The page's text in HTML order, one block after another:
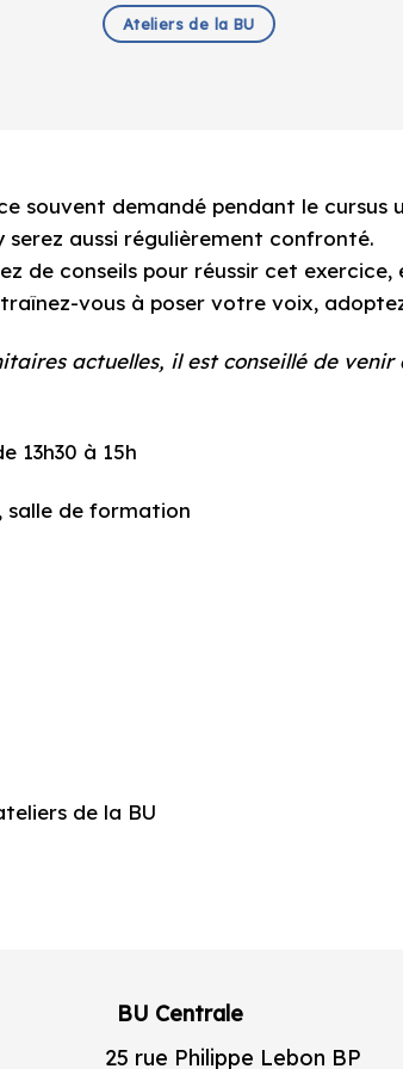
Ateliers de la BU
souvent demandé pendant le cursus
serez aussi régulièrement confronté.
de conseils pour réussir cet exercice,
vous à poser votre voix,
actuelles, il est conseillé de
13h30 à 15h
salle de formation
de la BU
BU Centrale
25 rue Philippe Lebon BP